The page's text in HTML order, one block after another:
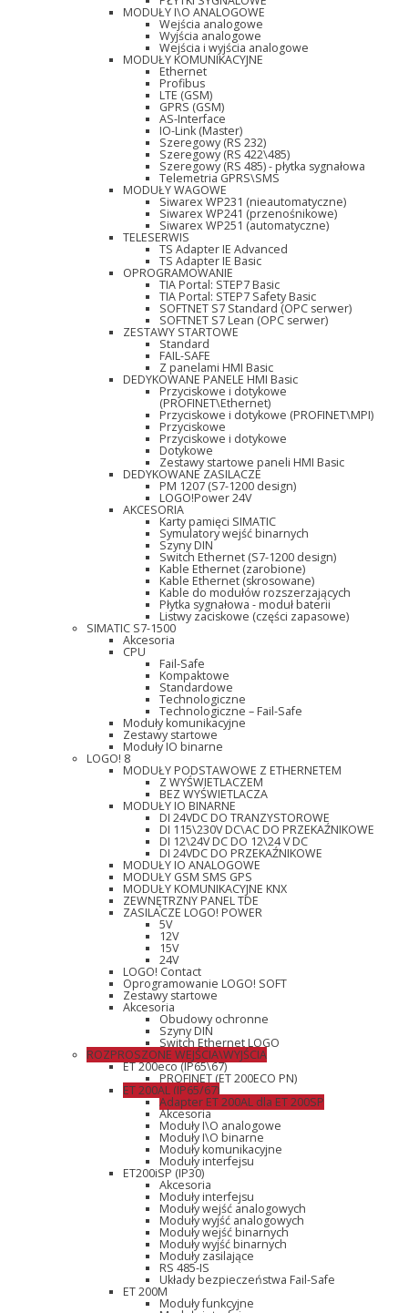
MODUŁY I\O ANALOGOWE
Wejścia analogowe
Wyjścia analogowe
Wejścia i wyjścia analogowe
MODUŁY KOMUNIKACYJNE
Ethernet
Profibus
LTE (GSM)
GPRS (GSM)
AS-Interface
IO-Link (Master)
Szeregowy (RS 232)
Szeregowy (RS 422\485)
Szeregowy (RS 485) - płytka sygnałowa
Telemetria GPRS\SMS
MODUŁY WAGOWE
Siwarex WP231 (nieautomatyczne)
Siwarex WP241 (przenośnikowe)
Siwarex WP251 (automatyczne)
TELESERWIS
TS Adapter IE Advanced
TS Adapter IE Basic
OPROGRAMOWANIE
TIA Portal: STEP7 Basic
TIA Portal: STEP7 Safety Basic
SOFTNET S7 Standard (OPC serwer)
SOFTNET S7 Lean (OPC serwer)
ZESTAWY STARTOWE
Standard
FAIL-SAFE
Z panelami HMI Basic
DEDYKOWANE PANELE HMI Basic
Przyciskowe i dotykowe
(PROFINET\Ethernet)
Przyciskowe i dotykowe (PROFINET\MPI)
Przyciskowe
Przyciskowe i dotykowe
Dotykowe
Zestawy startowe paneli HMI Basic
DEDYKOWANE ZASILACZE
PM 1207 (S7-1200 design)
LOGO!Power 24V
AKCESORIA
Karty pamięci SIMATIC
Symulatory wejść binarnych
Szyny DIN
Switch Ethernet (S7-1200 design)
Kable Ethernet (zarobione)
Kable Ethernet (skrosowane)
Kable do modułów rozszerzających
Płytka sygnałowa - moduł baterii
Listwy zaciskowe (części zapasowe)
SIMATIC S7-1500
Akcesoria
CPU
Fail-Safe
Kompaktowe
Standardowe
Technologiczne
Technologiczne – Fail-Safe
Moduły komunikacyjne
Zestawy startowe
Moduły IO binarne
LOGO! 8
MODUŁY PODSTAWOWE Z ETHERNETEM
Z WYŚWIETLACZEM
BEZ WYŚWIETLACZA
MODUŁY IO BINARNE
DI 24VDC DO TRANZYSTOROWE
DI 115\230V DC\AC DO PRZEKAŹNIKOWE
DI 12\24V DC DO 12\24 V DC
DI 24VDC DO PRZEKAŹNIKOWE
MODUŁY IO ANALOGOWE
MODUŁY GSM SMS GPS
MODUŁY KOMUNIKACYJNE KNX
ZEWNĘTRZNY PANEL TDE
ZASILACZE LOGO! POWER
5V
12V
15V
24V
LOGO! Contact
Oprogramowanie LOGO! SOFT
Zestawy startowe
Akcesoria
Obudowy ochronne
Szyny DIN
Switch Ethernet LOGO
ROZPROSZONE WEJŚCIA\WYJŚCIA
ET 200eco (IP65\67)
PROFINET (ET 200ECO PN)
ET 200AL (IP65/67)
Adapter ET 200AL dla ET 200SP
Akcesoria
Moduły I\O analogowe
Moduły I\O binarne
Moduły komunikacyjne
Moduły interfejsu
ET200iSP (IP30)
Akcesoria
Moduły interfejsu
Moduły wejść analogowych
Moduły wyjść analogowych
Moduły wejść binarnych
Moduły wyjść binarnych
Moduły zasilające
RS 485-IS
Układy bezpieczeństwa Fail-Safe
ET 200M
Moduły funkcyjne